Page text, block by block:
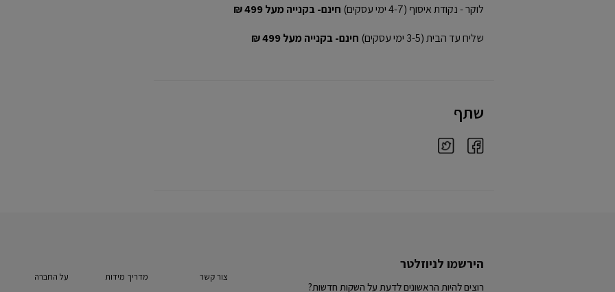
לוקר - נקודת איסוף (4-7 ימי עסקים)
חינם- בקנייה מעל 499 ₪
שליח עד הבית (3-5 ימי עסקים)
חינם- בקנייה מעל 499 ₪
שתף
הירשמו לניוזלטר
רוצים להיות הראשונים לדעת על השקות חדשות?
צור קשר
מדריך מידות
על החברה